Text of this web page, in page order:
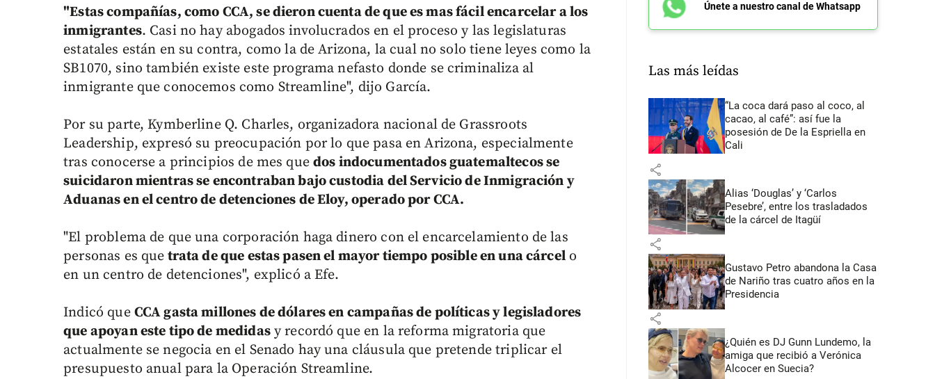
"Estas compañías, como CCA, se dieron cuenta de que es mas fácil encarcelar a los
inmigrantes. Casi no hay abogados involucrados en el proceso y las legislaturas
estatales están en su contra, como la de Arizona, la cual no solo tiene leyes como la
SB1070, sino también existe este programa nefasto donde se criminaliza al
inmigrante que conocemos como Streamline", dijo García.
Por su parte, Kymberline Q. Charles, organizadora nacional de Grassroots
Leadership, expresó su preocupación por lo que pasa en Arizona, especialmente
tras conocerse a principios de mes quedos indocumentados guatemaltecos se
suicidaron mientras se encontraban bajo custodia del Servicio de Inmigración y
Aduanas en el centro de detenciones de Eloy, operado por CCA.
"El problema de que una corporación haga dinero con el encarcelamiento de las
personas es que trata de que estas pasen el mayor tiempo posible en una cárcelo
en un centro de detenciones", explicó a Efe.
Indicó que CCA gasta millones de dólares en campañas de políticas y legisladores
que apoyan este tipo de medidasy recordó que en la reforma migratoria que
actualmente se negocia en el Senado hay una cláusula que pretende triplicar el
presupuesto anual para la Operación Streamline.
Únete a nuestro canal de Whatsapp
Las más leídas
“La coca dará paso al coco, al
cacao, al café”: así fue la
posesión de De la Espriella en
Cali
share
Alias ‘Douglas’ y ‘Carlos
Pesebre’, entre los trasladados
de la cárcel de Itagüí
share
Gustavo Petro abandona la Casa
de Nariño tras cuatro años en la
Presidencia
share
¿Quién es DJ Gunn Lundemo, la
amiga que recibió a Verónica
Alcocer en Suecia?